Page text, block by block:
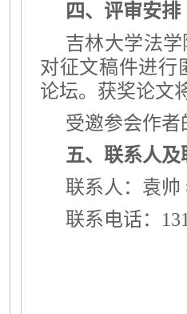
四、 评审安排
吉林大学法
对征文稿件进行
论坛。获奖论文
受邀参会作者
五、联系人及
联系人 ： 袁帅
联系电话：